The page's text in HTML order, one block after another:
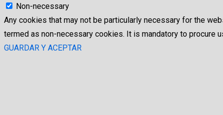
Non-necessary
Any cookies that may not be particularly necessary for the
termed as non-necessary cookies. It is mandatory to procure
GUARDAR Y ACEPTAR